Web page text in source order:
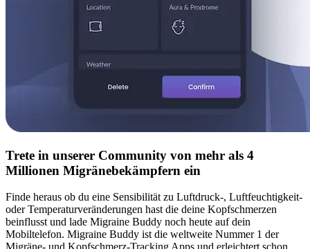
Trete in unserer Community von mehr als 4
Millionen Migränebekämpfern ein
Finde heraus ob du eine Sensibilität zu Luftdruck-, Luftfeuchtigkeit-
oder Temperaturveränderungen hast die deine Kopfschmerzen
beinflusst und lade Migraine Buddy noch heute auf dein
Mobiltelefon. Migraine Buddy ist die weltweite Nummer 1 der